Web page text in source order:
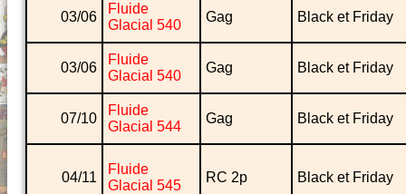
03/06
Fluide
Glacial 540
Gag Black et Friday
03/06
Fluide
Glacial 540
Gag Black et Friday
07/10
Fluide
Glacial 544
Gag Black et Friday
04/11
Fluide
Glacial 545
RC 2p Black et Friday